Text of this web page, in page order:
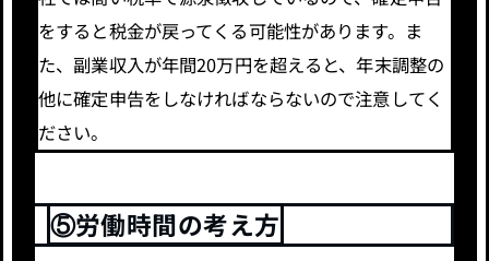
をすると税金が戻ってくる可能性があります。ま
た、副業収入が年間20万円を超えると、年末調整の
他に確定申告をしなければならないので注意してく
ださい。
⑤労働時間の考え方